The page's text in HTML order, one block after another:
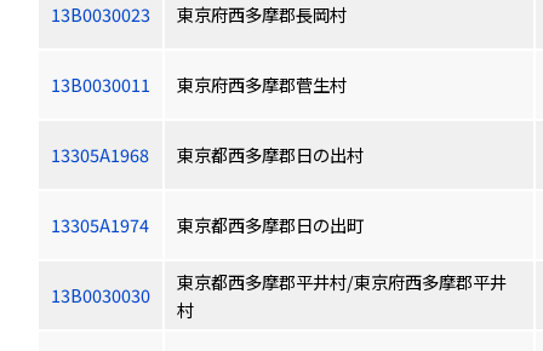
13B0030023 東京府西多摩郡長岡村
13B0030011 東京府西多摩郡菅生村
13305A1968 東京都西多摩郡日の出村
13305A1974 東京都西多摩郡日の出町
13B0030030
東京都西多摩郡平井村/東京府西多摩郡平井
村